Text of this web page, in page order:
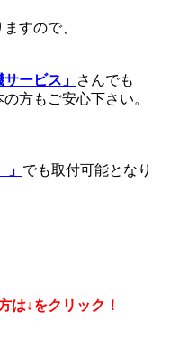
すので、
サービス」 さんでも
方もご安心下さい。
」 でも取付可能となり
は↓をクリック！